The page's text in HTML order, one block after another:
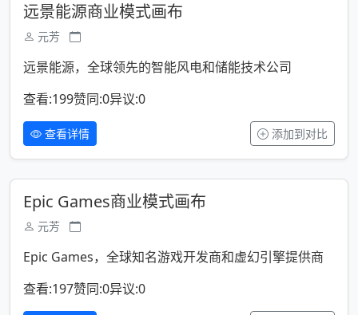
远景能源商业模式画布
元芳
远景能源，全球领先的智能风电和储能技术公司
查看:199赞同:0异议:0
查看详情 添加到对比
Epic Games商业模式画布
元芳
Epic Games，全球知名游戏开发商和虚幻引擎提供商
查看:197赞同:0异议:0